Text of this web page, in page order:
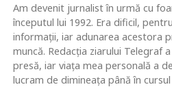
Am devenit jurnalist în urmă cu
începutul lui 1992. Era dificil,
informaţii, iar adunarea acestora
muncă. Redacţia ziarului Telegraf
presă, iar viaţa mea personală a
lucram de dimineaţa până în